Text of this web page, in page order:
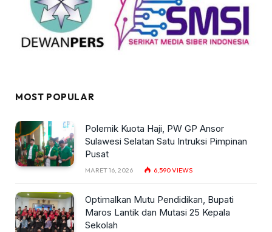
MOST POPULAR
Polemik Kuota Haji, PW GP Ansor
Sulawesi Selatan Satu Intruksi Pimpinan
Pusat
MARET 16, 2026 6,590VIEWS
Optimalkan Mutu Pendidikan, Bupati
Maros Lantik dan Mutasi 25 Kepala
Sekolah